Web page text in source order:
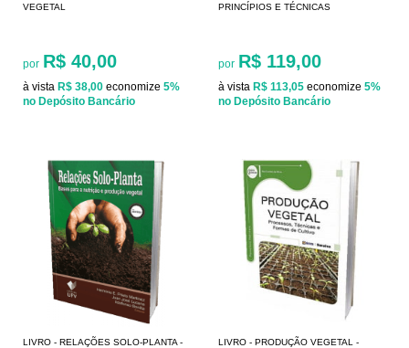
VEGETAL
por R$ 40,00
à vista R$ 38,00 economize 5%
no Depósito Bancário
PRINCÍPIOS E TÉCNICAS
por R$ 119,00
à vista R$ 113,05 economize 5%
no Depósito Bancário
LIVRO - RELAÇÕES SOLO-PLANTA -
LIVRO - PRODUÇÃO VEGETAL -